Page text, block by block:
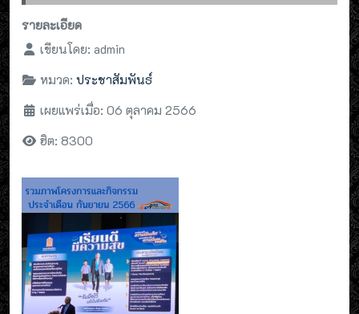
รายละเอียด
เขียนโดย: admin
หมวด: ประชาสัมพันธ์
เผยแพร่เมื่อ: 06 ตุลาคม 2566
ฮิต: 8300